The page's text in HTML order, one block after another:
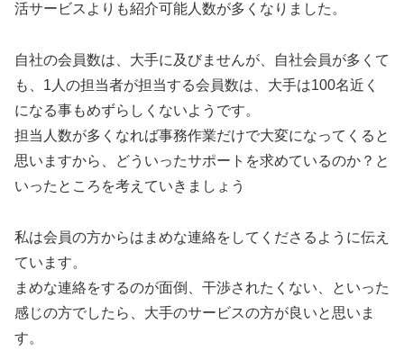
活サービスよりも紹介可能人数が多くなりました。
自社の会員数は、大手に及びませんが、自社会員が多くて
も、1人の担当者が担当する会員数は、大手は100名近く
になる事もめずらしくないようです。
担当人数が多くなれば事務作業だけで大変になってくると
思いますから、どういったサポートを求めているのか？と
いったところを考えていきましょう
私は会員の方からはまめな連絡をしてくださるように伝え
ています。
まめな連絡をするのが面倒、干渉されたくない、といった
感じの方でしたら、大手のサービスの方が良いと思いま
す。